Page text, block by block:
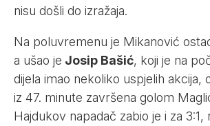
nisu došli do izražaja.
Na poluvremenu je Mikanović
a ušao je Josip Bašić, koji je na
dijela imao nekoliko uspjelih akcija,
iz 47. minute završena golom
Hajdukov napadač zabio je i za 3:1,